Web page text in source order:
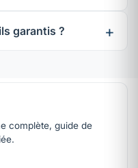
garantis ?
complète, guide de